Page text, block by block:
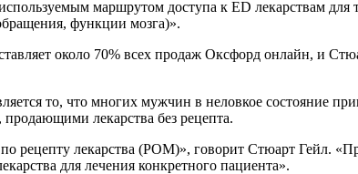
маршрутом доступа к ED лекарствам
функции мозга)».
около 70% всех продаж Оксфорд онлайн, и
то, что многих мужчин в неловкое состояние
лекарства без рецепта.
рецепту лекарства (POM)», говорит Стюарт Гейл.
для лечения конкретного пациента».